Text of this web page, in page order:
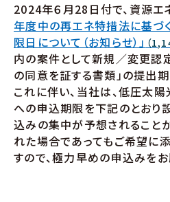
2024年６月28日付で、資源エ
年度中の再エネ特措法に基づ
限日について（お知らせ）」 （
内の案件として新規／変更認
の同意を証する書類」の提出
これに伴い、当社は、低圧太
への申込期限を下記のとおり
込みの集中が予想されること
れた場合であってもご希望に
すので、極力早めの申込みをお